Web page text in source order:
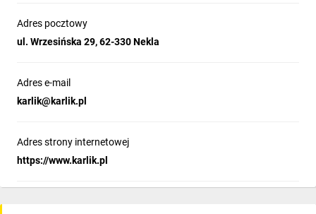
Adres pocztowy
ul. Wrzesińska 29, 62-330 Nekla
Adres e-mail
karlik@karlik.pl
Adres strony internetowej
https://www.karlik.pl